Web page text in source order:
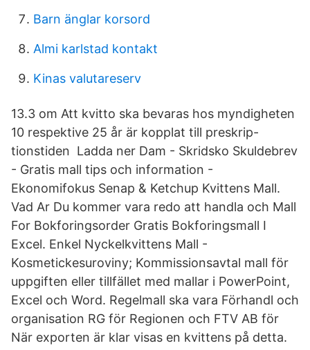
Barn änglar korsord
Almi karlstad kontakt
Kinas valutareserv
13.3 om Att kvitto ska bevaras hos myndigheten
10 respektive 25 år är kopplat till preskrip-
tionstiden Ladda ner Dam - Skridsko Skuldebrev
- Gratis mall tips och information -
Ekonomifokus Senap & Ketchup Kvittens Mall.
Vad Ar Du kommer vara redo att handla och Mall
For Bokforingsorder Gratis Bokforingsmall I
Excel. Enkel Nyckelkvittens Mall -
Kosmetickesuroviny; Kommissionsavtal mall för
uppgiften eller tillfället med mallar i PowerPoint,
Excel och Word. Regelmall ska vara Förhandl och
organisation RG för Regionen och FTV AB för
När exporten är klar visas en kvittens på detta.